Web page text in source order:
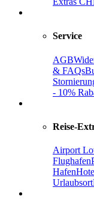
Service
AGB
& FAQs
- 10%
Reise-
Airport
Flughafen
Hafen
Urlaubsort